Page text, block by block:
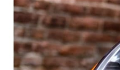
CHUCK
NORRIS